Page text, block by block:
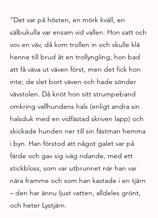
”Det var på hösten, en mörk kväll, en
sälbukulla var ensam vid vallen. Hon satt och
vov en väv, då kom trollen in och skulle klä
henne till brud åt en trollyngling; hon bad
att få väva ut väven först, men det fick hon
inte; de slet bort väven och hade sönder
vävstolen. Då knöt hon sitt strumpeband
omkring vallhundens hals (enligt andra sin
halsduk med en vidfästad skriven lapp) och
skickade hunden ner till sin fästman hemma
i byn. Han förstod att något galet var på
färde och gav sig iväg ridande, med ett
stickbloss, som var utbrunnet när han var
nära framme och som han kastade i en tjärn
– den har ännu ljust vatten, alldeles grönt,
och heter Lystjärn.